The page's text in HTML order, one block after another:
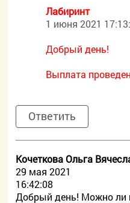
Лабиринт
1 июня 2021
Добрый день!
Выплата
Ответить
Кочеткова Ольга
29 мая 2021
16:42:08
Добрый день! Можно ли